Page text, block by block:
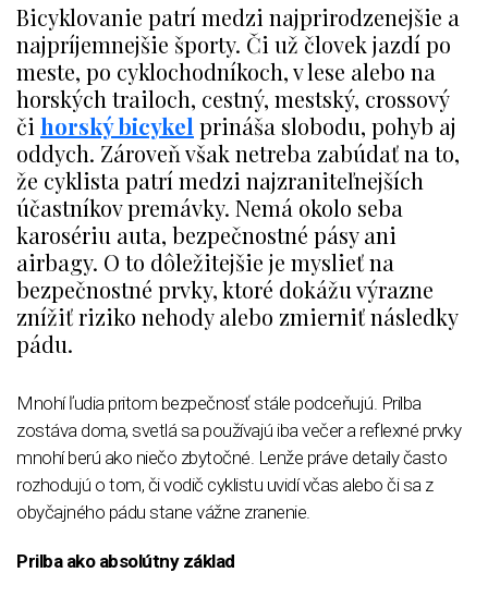
Bicyklovanie patrí medzi najprirodzenejšie a
najpríjemnejšie športy. Či už človek jazdí po
meste, po cyklochodníkoch, v lese alebo na
horských trailoch, cestný, mestský, crossový
či horský bicykel prináša slobodu, pohyb aj
oddych. Zároveň však netreba zabúdať na to,
že cyklista patrí medzi najzraniteľnejších
účastníkov premávky. Nemá okolo seba
karosériu auta, bezpečnostné pásy ani
airbagy. O to dôležitejšie je myslieť na
bezpečnostné prvky, ktoré dokážu výrazne
znížiť riziko nehody alebo zmierniť následky
pádu.
Mnohí ľudia pritom bezpečnosť stále podceňujú. Prilba
zostáva doma, svetlá sa používajú iba večer a reflexné prvky
mnohí berú ako niečo zbytočné. Lenže práve detaily často
rozhodujú o tom, či vodič cyklistu uvidí včas alebo či sa z
obyčajného pádu stane vážne zranenie.
Prilba ako absolútny základ